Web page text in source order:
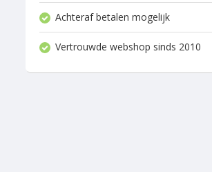
Achteraf betalen mogelijk
Vertrouwde webshop sinds 2010